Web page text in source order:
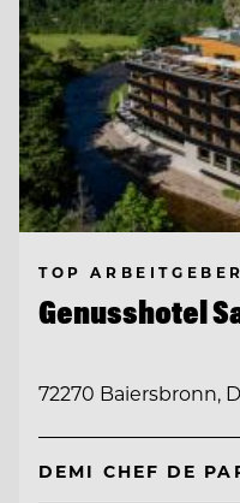
TOP ARBEITGEBER
Genusshotel
72270 Baiersbronn,
DEMI CHEF DE